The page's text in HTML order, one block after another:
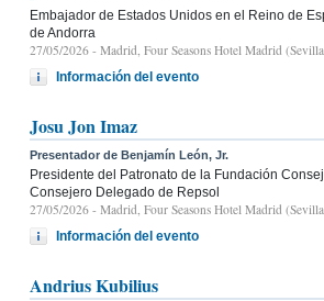
Embajador de Estados Unidos en el Reino de
de Andorra
27/05/2026 - Madrid, Four Seasons Hotel Madrid
Información del evento
Josu Jon Imaz
Presentador de Benjamín León, Jr.
Presidente del Patronato de la Fundación
Consejero Delegado de Repsol
27/05/2026 - Madrid, Four Seasons Hotel Madrid
Información del evento
Andrius Kubilius